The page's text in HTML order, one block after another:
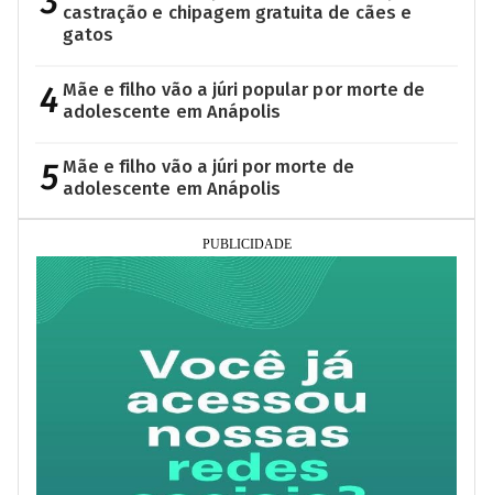
castração e chipagem gratuita de cães e
gatos
4 Mãe e filho vão a júri popular por morte de
adolescente em Anápolis
5 Mãe e filho vão a júri por morte de
adolescente em Anápolis